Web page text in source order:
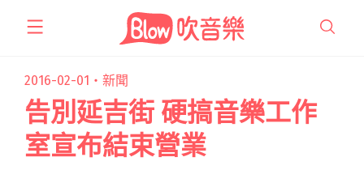
2016-02-01・ 新聞
告別延吉街 硬搞音樂工作
室宣布結束營業